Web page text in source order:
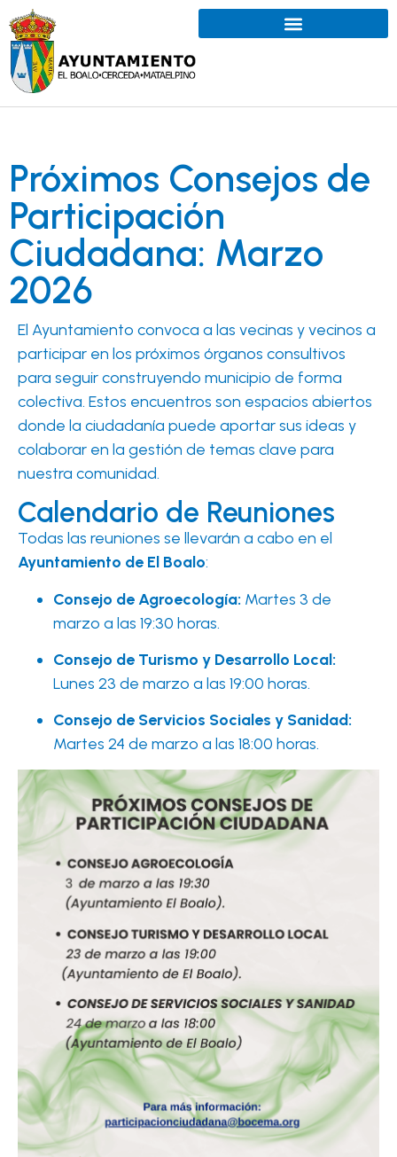
Próximos Consejos de
Participación
Ciudadana: Marzo
2026
El Ayuntamiento convoca a las vecinas y vecinos a
participar en los próximos órganos consultivos
para seguir construyendo municipio de forma
colectiva. Estos encuentros son espacios abiertos
donde la ciudadanía puede aportar sus ideas y
colaborar en la gestión de temas clave para
nuestra comunidad.
Calendario de Reuniones
Todas las reuniones se llevarán a cabo en el
Ayuntamiento de El Boalo:
Consejo de Agroecología: Martes 3 de
marzo a las 19:30 horas.
Consejo de Turismo y Desarrollo Local:
Lunes 23 de marzo a las 19:00 horas.
Consejo de Servicios Sociales y Sanidad:
Martes 24 de marzo a las 18:00 horas.